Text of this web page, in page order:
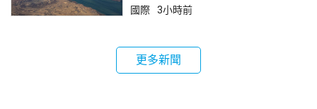
國際 3小時前
更多新聞